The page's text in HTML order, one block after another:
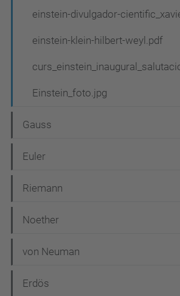
einstein-divulgador-
einstein-klein-hilbert-weyl.pdf
Einstein_foto.jpg
Gauss
Euler
Riemann
Noether
von Neuman
Erdös